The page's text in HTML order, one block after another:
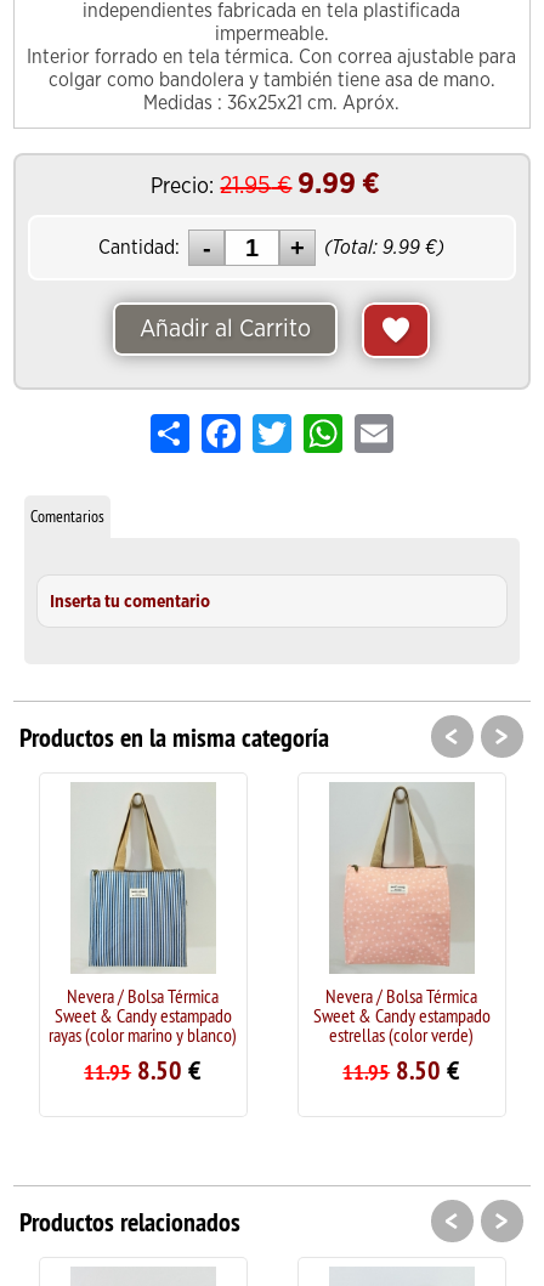
independientes fabricada en tela plastificada
impermeable.
Interior forrado en tela térmica. Con correa ajustable para
colgar como bandolera y también tiene asa de mano.
Medidas : 36x25x21 cm. Apróx.
Precio: 21.95€ 9.99 €
Cantidad: (Total:9.99 €)
Añadir al Carrito
Share FacebookTwitterWhatsApp
Email
Comentarios
Inserta tu comentario
Productos en la misma categoría
Nevera / Bolsa Térmica
Sweet & Candy estampado
rayas (color marino y blanco)
11.95 8.50 €
Nevera / Bolsa Térmica
Sweet & Candy estampado
estrellas (color verde)
11.95 8.50 €
< >
Productos relacionados < >